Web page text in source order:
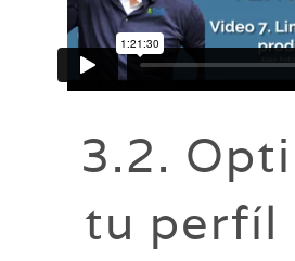
3.2.
tu perfíl